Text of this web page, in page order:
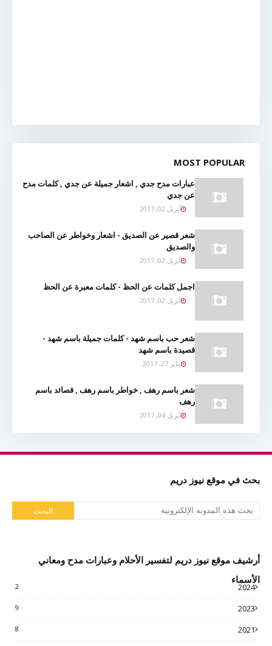
MOST POPULAR
عبارات مدح جدي , اشعار جميلة عن جدي , كلمات مدح
عن جدي
أبريل 02, 2017
شعر قصير عن الصديق - اشعار وخواطر عن الصاحب
والصديق
أبريل 02, 2017
اجمل كلمات عن الحظ - كلمات معبرة عن الحظ
أبريل 02, 2017
شعر حب باسم شهد - كلمات جميلة باسم شهد -
قصيدة باسم شهد
يناير 27, 2017
شعر باسم رهف , خواطر باسم رهف , قصائد باسم
رهف
أبريل 04, 2017
بحث في موقع نيوز دريم
أرشيف موقع نيوز دريم لتفسير الأحلام وعبارات مدح ومعاني
الأسماء
2024
2
2023
9
2021
8